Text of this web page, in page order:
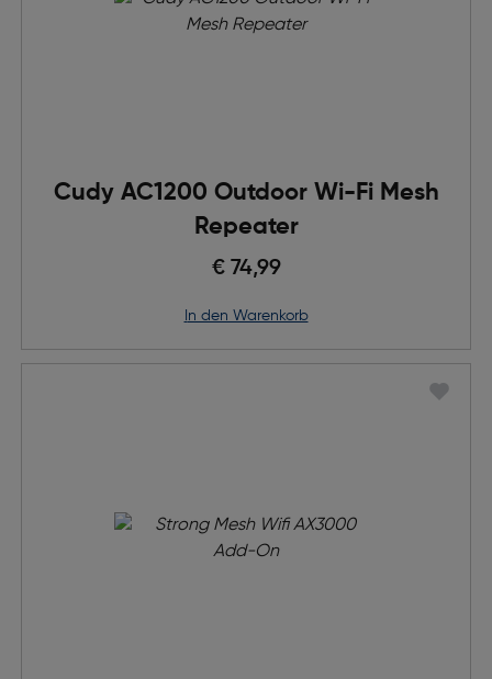
Cudy AC1200 Outdoor Wi-Fi Mesh
Repeater
€ 74,99
in den Warenkorb